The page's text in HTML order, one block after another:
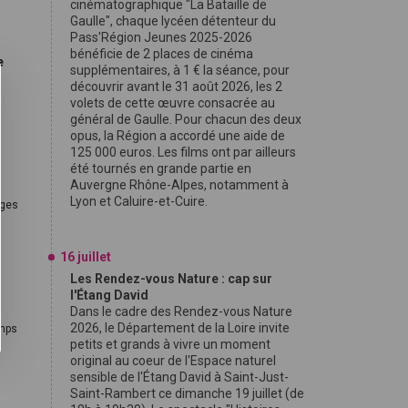
cinématographique "La Bataille de
Gaulle", chaque lycéen détenteur du
Pass'Région Jeunes 2025-2026
bénéficie de 2 places de cinéma
supplémentaires, à 1 € la séance, pour
découvrir avant le 31 août 2026, les 2
volets de cette œuvre consacrée au
général de Gaulle. Pour chacun des deux
opus, la Région a accordé une aide de
125 000 euros. Les films ont par ailleurs
été tournés en grande partie en
Auvergne Rhône-Alpes, notamment à
Lyon et Caluire-et-Cuire.
16 juillet
Les Rendez-vous Nature : cap sur
l'Étang David
Dans le cadre des Rendez-vous Nature
2026, le Département de la Loire invite
petits et grands à vivre un moment
original au coeur de l'Espace naturel
sensible de l'Étang David à Saint-Just-
Saint-Rambert ce dimanche 19 juillet (de